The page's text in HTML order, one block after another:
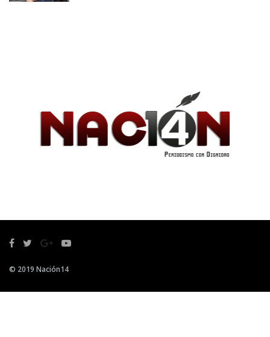
© 2019 Nación14